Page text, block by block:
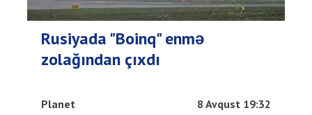
Rusiyada "Boinq" enmə
zolağından çıxdı
Planet 8 Avqust 19:32